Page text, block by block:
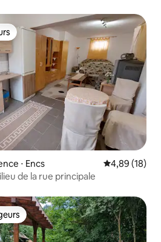
⋅ Encs Évaluation
4,89 (18)
de la rue principale
les plus appréciés